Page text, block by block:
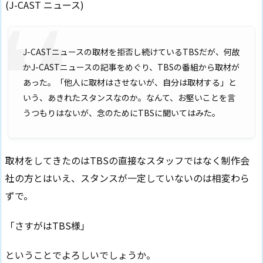
(J-CAST ニュース)
J-CASTニュースの取材を拒否し続けているTBSだが、何故
かJ-CASTニュースの記事をめぐり、TBSの番組から取材が
あった。「他人に取材はさせないが、自分は取材する」と
いう、あきれたスタンスなのか。なんて、お堅いことを言
うつもりはないが、念のためにTBSに聞いてはみた。
取材をしてきたのはTBSの直接なスタッフではなく制作会
社の方とはいえ、スタンスが一定していないのは相変わら
ずで。
「さすがはTBS様」
ということでよろしいでしょうか。